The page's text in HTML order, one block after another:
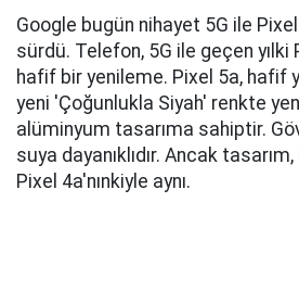
Google bugün nihayet 5G ile
sürdü. Telefon, 5G ile geçen yılki
hafif bir yenileme. Pixel 5a, hafif
yeni 'Çoğunlukla Siyah' renkte
alüminyum tasarıma sahiptir.
suya dayanıklıdır. Ancak
Pixel 4a'nınkiyle aynı.